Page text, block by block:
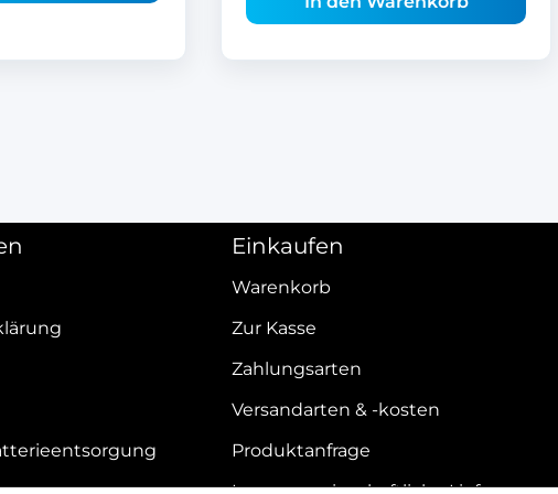
Einkaufen
Warenkorb
Zur Kasse
Zahlungsarten
Versandarten & -kosten
Produktanfrage